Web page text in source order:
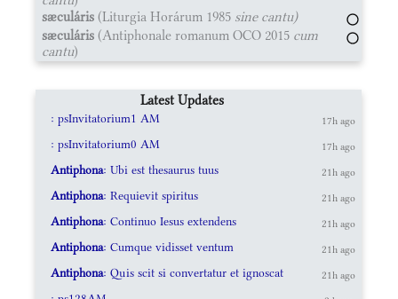
sæculáris (Liturgia Horárum 1985 sine cantu)
sæculáris (Antiphonale romanum OCO 2015 cum
cantu)
Latest Updates
: psInvitatorium1 AM 17h ago
: psInvitatorium0 AM 17h ago
Antiphona: Ubi est thesaurus tuus 21h ago
Antiphona: Requievit spiritus 21h ago
Antiphona: Continuo Iesus extendens 21h ago
Antiphona: Cumque vidisset ventum 21h ago
Antiphona: Quis scit si convertatur et ignoscat 21h ago